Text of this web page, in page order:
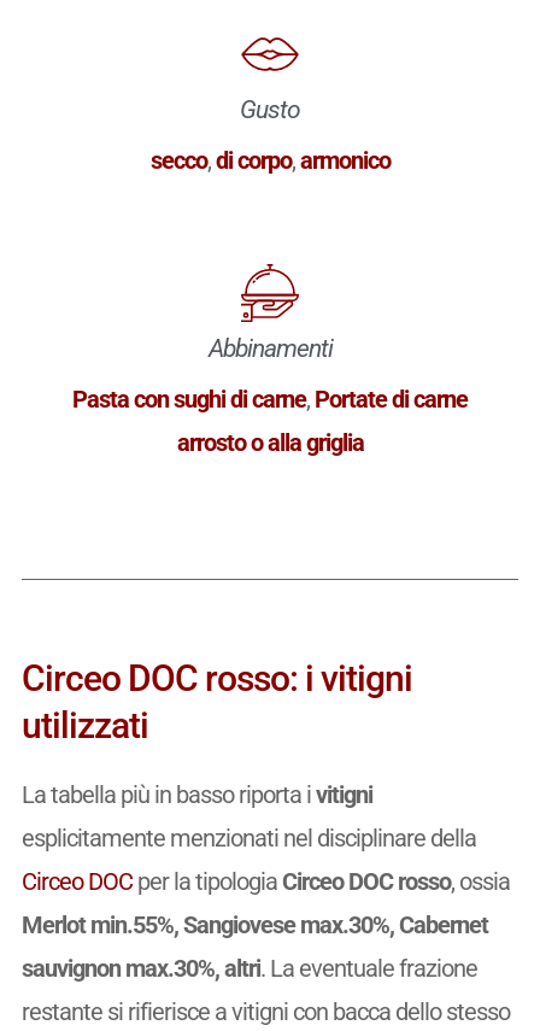
Gusto
secco,di corpo,armonico
Abbinamenti
Pasta con sughi di carne, Portate di carne
arrosto o alla griglia
Circeo DOC rosso: i vitigni
utilizzati
La tabella più in basso riporta ivitigni
esplicitamente menzionati nel disciplinare della
Circeo DOCper la tipologia Circeo DOC rosso, ossia
Merlot min.55%, Sangiovese max.30%, Cabernet
sauvignon max.30%, altri. La eventuale frazione
restante si rifierisce a vitigni con bacca dello stesso